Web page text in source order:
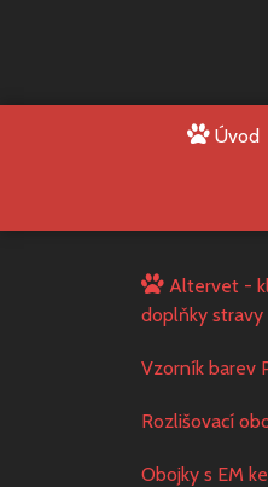
Úvod
Altervet -
doplňky stravy
Vzorník barev
Rozlišovací
Obojky s EM